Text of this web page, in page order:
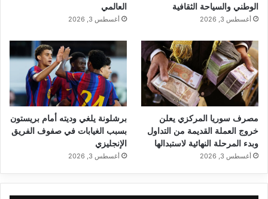
الوطني والسياحة الثقافية
أغسطس 3, 2026
العالمي
أغسطس 3, 2026
مصرف سوريا المركزي يعلن
خروج العملة القديمة من التداول
وبدء المرحلة النهائية لاستبدالها
أغسطس 3, 2026
برشلونة يلغي وديته أمام بريستون
بسبب الغيابات في صفوف الفريق
الإنجليزي
أغسطس 3, 2026